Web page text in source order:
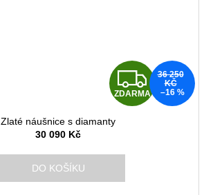
Z
D
ZDARMA
36 250
KČ
–16 %
Zlaté náušnice s diamanty
30 090 Kč
DO KOŠÍKU